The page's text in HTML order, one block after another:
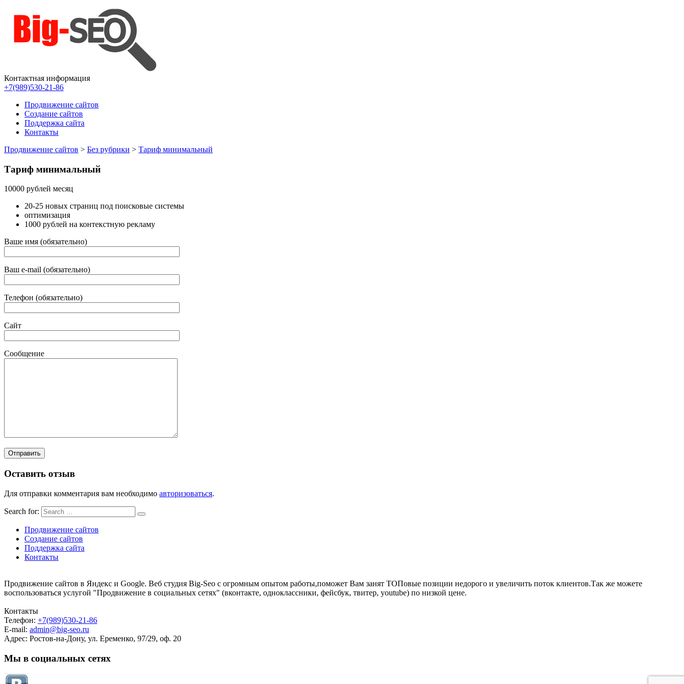
Продвижение сайтов в Ростове-на-Дону
Продвижение сайтов в поисковых системах Яндекс и Гугл по низким ценам — Ростов-на-Дону
Контактная информация
+7(989)530-21-86
Продвижение сайтов
Создание сайтов
Поддержка сайта
Контакты
Продвижение сайтов > Без рубрики > Тариф минимальный
Тариф минимальный
10000 рублей месяц
20-25 новых страниц под поисковые системы
оптимизация
1000 рублей на контекстную рекламу
Ваше имя (обязательно)
Ваш e-mail (обязательно)
Телефон (обязательно)
Сайт
Сообщение
Оставить отзыв
Для отправки комментария вам необходимо авторизоваться.
Search for:
Продвижение сайтов
Создание сайтов
Поддержка сайта
Контакты
Продвижение сайтов в Яндекс и Google. Веб студия Big-Seo с огромным опытом работы,поможет Вам занят ТОПовые позиции недорого и увеличить поток клиентов.Так же можете
воспользоваться услугой "Продвижение в социальных сетях" (вконтакте, одноклассники, фейсбук, твитер, youtube) по низкой цене.
Контакты
Телефон: +7(989)530-21-86
E-mail: admin@big-seo.ru
Адрес: Ростов-на-Дону, ул. Еременко, 97/29, оф. 20
Мы в социальных сетях